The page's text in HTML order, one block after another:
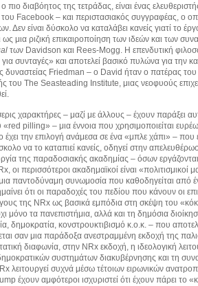
διαβόητος της τετράδας, είναι ένας
Facebook – και περιστασιακός συγγραφέας, ο
Δεν είναι δύσκολο να καταλάβει κανείς γιατί το
μια ριζική επικαιροποίηση των ιδεών και των
των Davidson και Rees-Mogg. Η επενδυτική
συνταγές» και αποτελεί βασικό πυλώνα για
δυναστείας Friedman – ο David ήταν ο πατέρας
του The Seasteading Institute, μιας νεοφυούς
χαρακτήρες – μαζί με άλλους – έχουν
pilling» – μια έννοια που χρησιμοποιείται
την επιλογή ανάμεσα σε ένα «μπλε χάπι» – που
να το καταπιεί κανείς, οδηγεί στην
της παραδοσιακής ακαδημίας – όσων εργάζονται
οι περισσότεροι ακαδημαϊκοί είναι
παντοδύναμη συνωμοσία που καθοδηγείται
ότι οι παραδοχές του πεδίου που κάνουν οι
της NRx ως βασικά εμπόδια στη σκέψη του
μόνο τα πανεπιστήμια, αλλά και τη δημόσια
δημοκρατία, κονστρουκτιβισμό κ.ο.κ. – που
σαν μια παράδοξα ανεστραμμένη εκδοχή της
διαφωνία, στην NRx εκδοχή, η ιδεολογική
συστημάτων διακυβέρνησης και τη
λειτουργεί συχνά μέσω τέτοιων ειρωνικών
έχουν αμφότεροι ισχυριστεί ότι έχουν πάρει το